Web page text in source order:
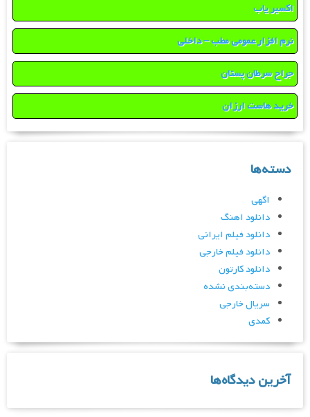
اکسیر یاب
نرم افزار عمومی مطب – داخلی
جراح سرطان پستان
خرید هاست ارزان
دسته‌ها
اگهی
دانلود اهنگ
دانلود فیلم ایرانی
دانلود فیلم خارجی
دانلود کارتون
دسته‌بندی نشده
سریال خارجی
کمدی
آخرین دیدگاه‌ها